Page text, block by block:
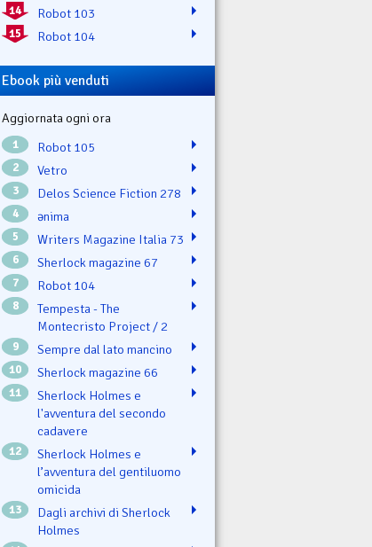
14 Robot 103
15 Robot 104
Ebook più venduti
Aggiornata ogni ora
1 Robot 105
2 Vetro
3 Delos Science Fiction 278
4 ənima
5 Writers Magazine Italia 73
6 Sherlock magazine 67
7 Robot 104
8
Tempesta - The
Montecristo Project / 2
9 Sempre dal lato mancino
10 Sherlock magazine 66
11
Sherlock Holmes e
l'avventura del secondo
cadavere
12
Sherlock Holmes e
l’avventura del gentiluomo
omicida
13
Dagli archivi di Sherlock
Holmes